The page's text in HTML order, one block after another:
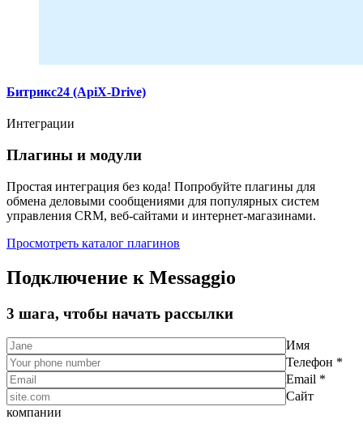
Битрикс24 (ApiX-Drive)
Интеграции
Плагины и модули
Простая интеграция без кода! Попробуйте плагины для
обмена деловыми сообщениями для популярных систем
управления CRM, веб-сайтами и интернет-магазинами.
Просмотреть каталог плагинов
Подключение к Messaggio
3 шага, чтобы начать рассылки
Имя
Телефон *
Email *
Сайт
компании